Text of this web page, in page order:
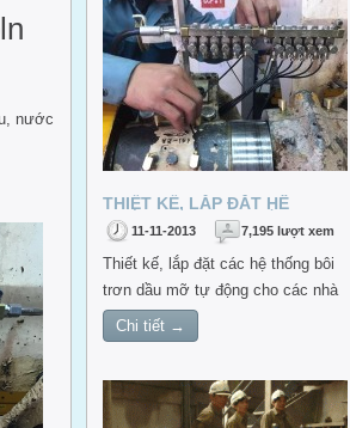
nước
THIẾT KẾ, LẮP ĐẶT HỆ
THỐNG BÔI TRƠN DẦU, MỠ
TỰ ĐỘNG - LINCOLN
11-11-2013 7,195 lượt xem
Thiết kế, lắp đặt các hệ thống bôi
trơn dầu mỡ tự động cho các nhà
máy thép, nhà máy đường, nhà
máy bia rượu, nước ngọt, thực
LINCOLN
Chi tiết →